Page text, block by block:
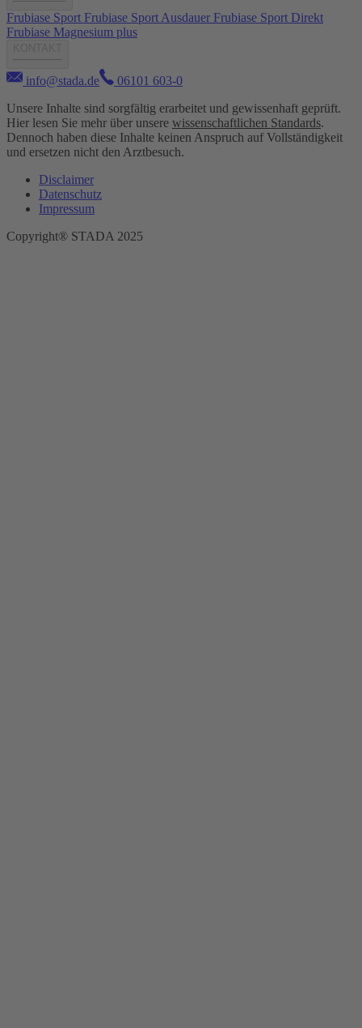
Frubiase Sport Frubiase Sport Ausdauer Frubiase Sport Direkt
Frubiase Magnesium plus
info@stada.de
06101 603-0
Unsere Inhalte sind sorgfältig erarbeitet und gewissenhaft geprüft.
Hier lesen Sie mehr über unsere wissenschaftlichen Standards.
Dennoch haben diese Inhalte keinen Anspruch auf Vollständigkeit
und ersetzen nicht den Arztbesuch.
Disclaimer
Datenschutz
Impressum
Copyright® STADA 2025